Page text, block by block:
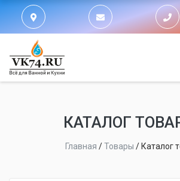
КАТАЛОГ
Главная /Товары / Каталог